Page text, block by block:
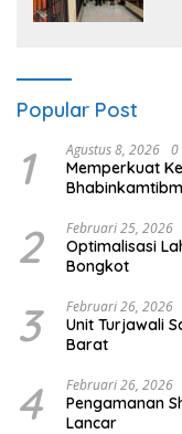
Popular Post
1 Agustus 8, 2026 0
Memperkuat
2 Februari 25, 2026
Optimalisasi
Bongkot
3 Februari 26, 2026
Unit Turjawali
Barat
4 Februari 26, 2026
Pengamanan
Lancar